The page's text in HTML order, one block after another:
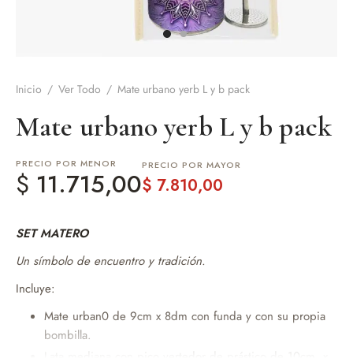
Inicio / Ver Todo / Mate urbano yerb L y b pack
Mate urbano yerb L y b pack
PRECIO POR MENOR
$ 11.715,00
PRECIO POR MAYOR
$ 7.810,00
SET MATERO
Un símbolo de encuentro y tradición.
Incluye:
Mate urban0 de 9cm x 8dm con funda y con su propia
bombilla.
y accesorios